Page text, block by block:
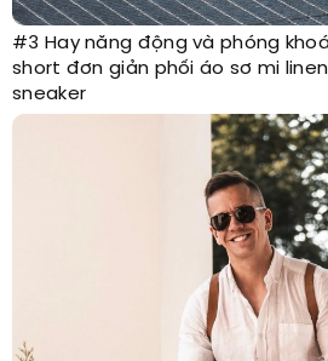
#3 Hay năng động và phóng
short đơn giản phối áo sơ mi
sneaker